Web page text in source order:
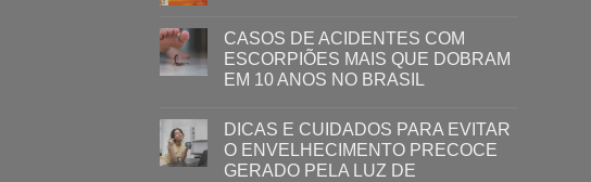
CASOS DE ACIDENTES COM
ESCORPIÕES MAIS QUE DOBRAM
EM 10 ANOS NO BRASIL
DICAS E CUIDADOS PARA EVITAR
O ENVELHECIMENTO PRECOCE
GERADO PELA LUZ ​DE